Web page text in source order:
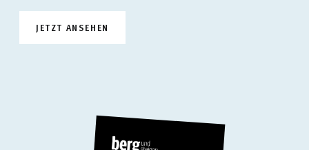
JETZT ANSEHEN